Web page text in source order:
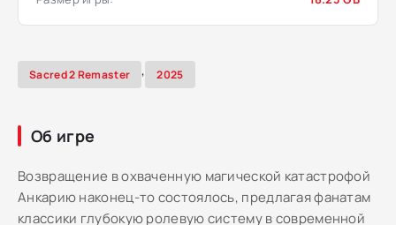
Sacred 2 Remaster , 2025
Об игре
Возвращение в охваченную магической катастрофой
Анкарию наконец-то состоялось, предлагая фанатам
классики глубокую ролевую систему в современной